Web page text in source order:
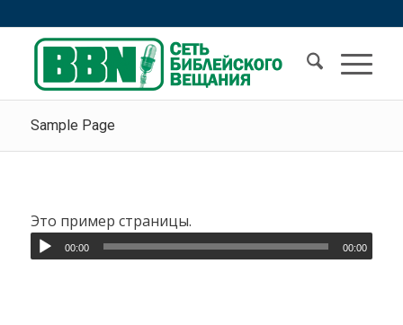
Sample Page
Это пример страницы.
00:00 00:00